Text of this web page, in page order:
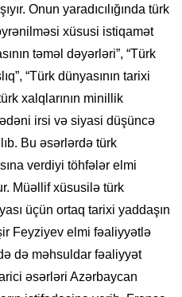
Onun yaradıcılığında türk
xüsusi istiqamət
təməl dəyərləri”, “Türk
“Türk dünyasının tarixi
xalqlarının minillik
irsi və siyasi düşüncə
Bu əsərlərdə türk
verdiyi töhfələr elmi
Müəllif xüsusilə türk
üçün ortaq tarixi yaddaşın
Feyziyev elmi fəaliyyətlə
də məhsuldar fəaliyyət
əsərləri Azərbaycan